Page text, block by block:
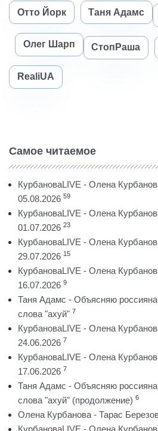
Отто Йорк Таня Адамс
Олег Шарп СтопРаша
RealiUA
Самое читаемое
КурбановаLIVE - Олена
05.08.2026 59
КурбановаLIVE - Олена
01.07.2026 23
КурбановаLIVE - Олена
29.07.2026 15
КурбановаLIVE - Олена
16.07.2026 9
Таня Адамс - Объясняю
слова "ахуй" 7
КурбановаLIVE - Олена
24.06.2026 7
КурбановаLIVE - Олена
17.06.2026 7
Таня Адамс - Объясняю
слова "ахуй" (продолжение) 6
Олена Курбанова - Тарас
КурбановаLIVE - Олена